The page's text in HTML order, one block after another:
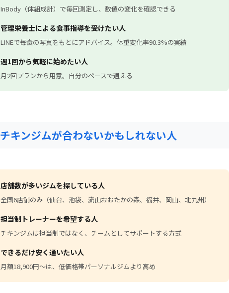
InBody（体組成計）で毎回測定し、数値の変化を確認できる
管理栄養士による食事指導を受けたい人
LINEで毎食の写真をもとにアドバイス。体重変化率90.3%の実績
週1回から気軽に始めたい人
月2回プランから用意。自分のペースで通える
チキンジムが合わないかもしれない人
店舗数が多いジムを探している人
全国6店舗のみ（仙台、池袋、流山おおたかの森、福井、岡山、北九州）
担当制トレーナーを希望する人
チキンジムは担当制ではなく、チームとしてサポートする方式
できるだけ安く通いたい人
月額18,900円〜は、低価格帯パーソナルジムより高め